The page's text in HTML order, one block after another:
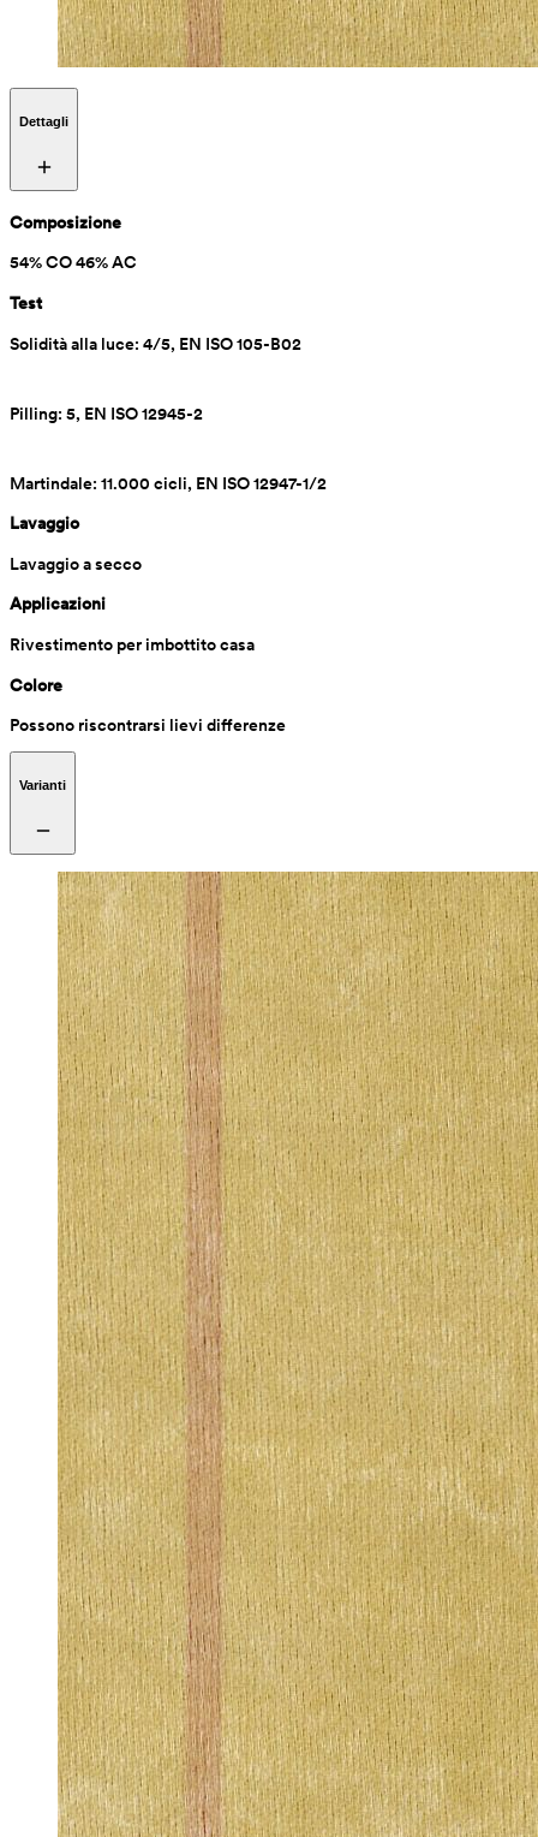
Dettagli
Composizione
54% CO 46% AC
Test
Solidità alla luce: 4/5, EN ISO 105-B02
Pilling: 5, EN ISO 12945-2
Martindale: 11.000 cicli, EN ISO 12947-1/2
Lavaggio
Lavaggio a secco
Applicazioni
Rivestimento per imbottito casa
Colore
Possono riscontrarsi lievi differenze
Varianti